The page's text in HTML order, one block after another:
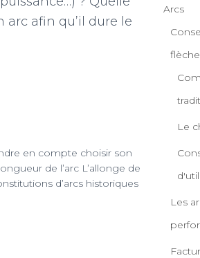
afin qu’il dure le
en compte choisir son
de l’arc L’allonge de
d’arcs historiques
Arcs
Le
Les